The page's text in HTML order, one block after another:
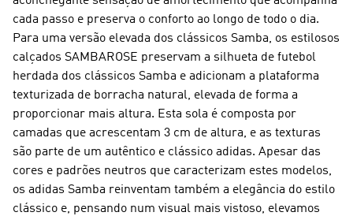
cada passo e preserva o conforto ao longo de todo o dia.
Para uma versão elevada dos clássicos Samba, os estilosos
calçados SAMBAROSE preservam a silhueta de futebol
herdada dos clássicos Samba e adicionam a plataforma
texturizada de borracha natural, elevada de forma a
proporcionar mais altura. Esta sola é composta por
camadas que acrescentam 3 cm de altura, e as texturas
são parte de um autêntico e clássico adidas. Apesar das
cores e padrões neutros que caracterizam estes modelos,
os adidas Samba reinventam também a elegância do estilo
clássico e, pensando num visual mais vistoso, elevamos